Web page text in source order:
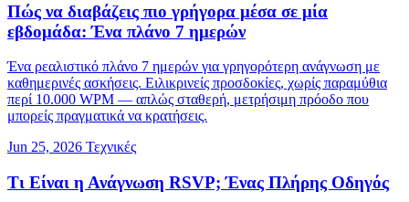
Πώς να διαβάζεις πιο γρήγορα μέσα σε μία
εβδομάδα: Ένα πλάνο 7 ημερών
Ένα ρεαλιστικό πλάνο 7 ημερών για γρηγορότερη ανάγνωση με
καθημερινές ασκήσεις. Ειλικρινείς προσδοκίες, χωρίς παραμύθια
περί 10.000 WPM — απλώς σταθερή, μετρήσιμη πρόοδο που
μπορείς πραγματικά να κρατήσεις.
Jun 25, 2026 Τεχνικές
Τι Είναι η Ανάγνωση RSVP; Ένας Πλήρης Οδηγός